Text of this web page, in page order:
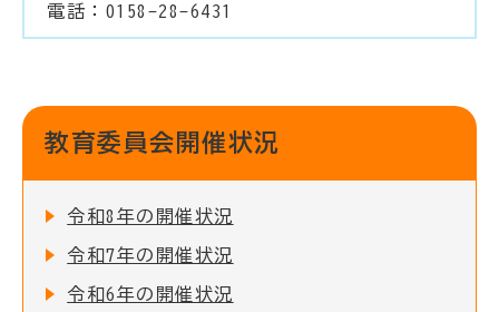
電話：0158-28-6431
教育委員会開催状況
令和8年の開催状況
令和7年の開催状況
令和6年の開催状況